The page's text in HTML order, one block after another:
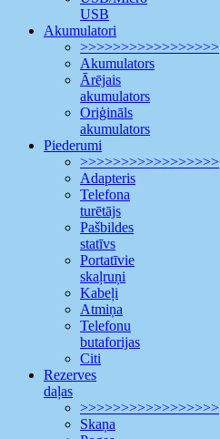
USB
Akumulatori
>>>>>>>>>>>>>>>>>
Akumulators
Ārējais
akumulators
Oriģināls
akumulators
Piederumi
>>>>>>>>>>>>>>>>>
Adapteris
Telefona
turētājs
Pašbildes
statīvs
Portatīvie
skaļruņi
Kabeļi
Atmiņa
Telefonu
butaforijas
Citi
Rezerves
daļas
>>>>>>>>>>>>>>>>>
Skaņa